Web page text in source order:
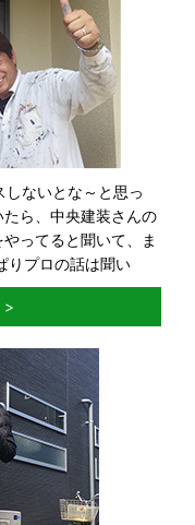
ないとな～と思っ
ら、中央建装さんの
ってると聞いて、ま
りプロの話は聞い
>